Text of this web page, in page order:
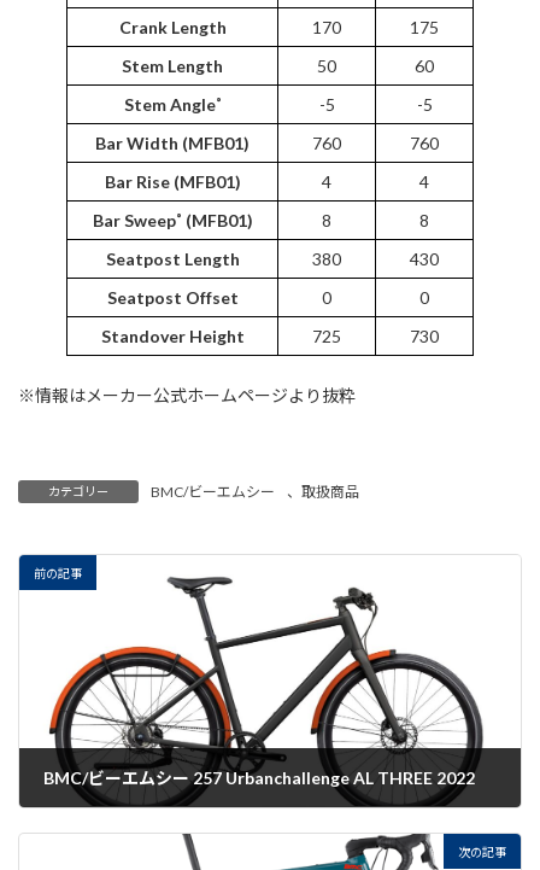
Crank Length
170
175
Stem Length
50
60
Stem Angle˚
-5
-5
Bar Width (MFB01)
760
760
Bar Rise (MFB01)
4
4
Bar Sweep˚ (MFB01)
8
8
Seatpost Length
380
430
Seatpost Offset
0
0
Standover Height
725 730
※情報はメーカー公式ホームページより抜粋
カテゴリー BMC/ビーエムシー 、 取扱商品
前の記事
BMC/ビーエムシー 257 Urbanchallenge AL THREE 2022
次の記事